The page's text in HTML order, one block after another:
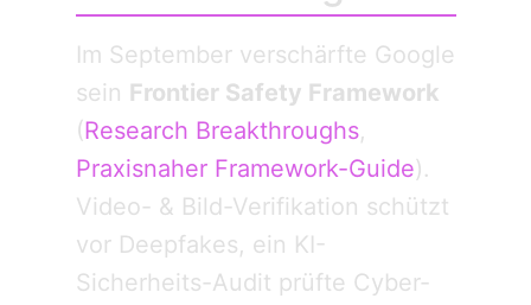
Im September verschärfte Google
sein Frontier Safety Framework
(Research Breakthroughs,
Praxisnaher Framework-Guide).
Video- & Bild-Verifikation schützt
vor Deepfakes, ein KI-
Sicherheits-Audit prüfte Cyber-